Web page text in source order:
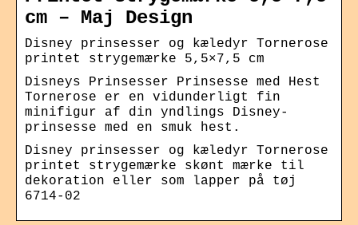
cm – Maj Design
Disney prinsesser og kæledyr Tornerose
printet strygemærke 5,5×7,5 cm
Disneys Prinsesser Prinsesse med Hest
Tornerose er en vidunderligt fin
minifigur af din yndlings Disney-
prinsesse med en smuk hest.
Disney prinsesser og kæledyr Tornerose
printet strygemærke skønt mærke til
dekoration eller som lapper på tøj
6714-02